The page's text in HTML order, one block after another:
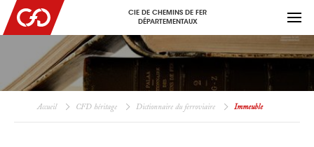
CIE DE CHEMINS DE FER
DÉPARTEMENTAUX
Accueil CFD héritage Dictionnaire du ferroviaire Immeuble